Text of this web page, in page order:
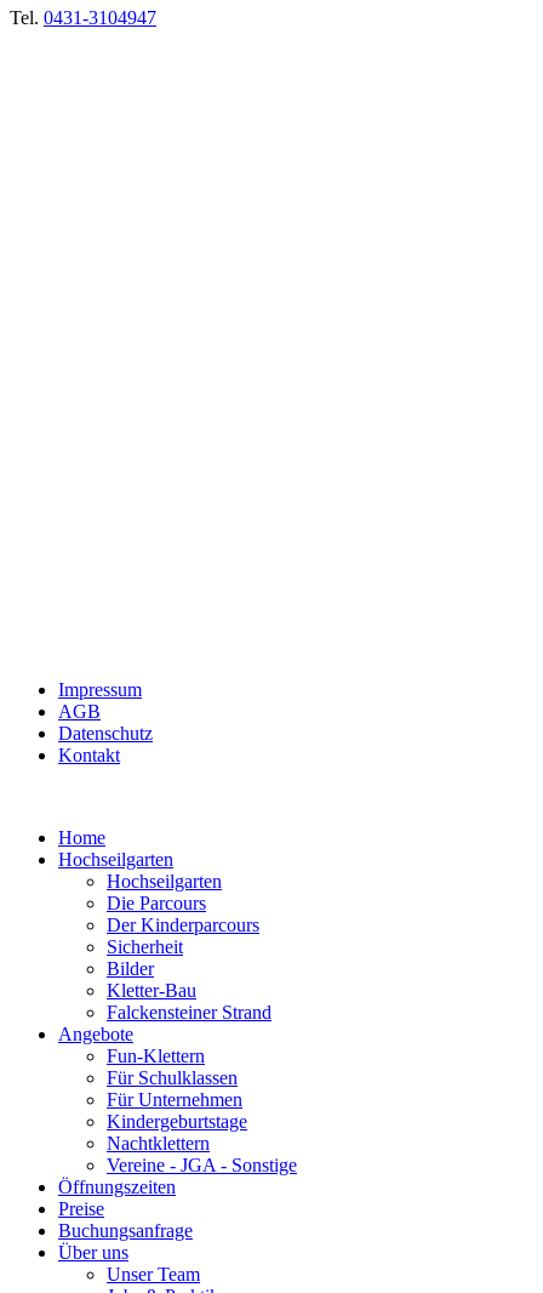
Tel. 0431-3104947
Impressum
AGB
Datenschutz
Kontakt
Home
Hochseilgarten
Hochseilgarten
Die Parcours
Der Kinderparcours
Sicherheit
Bilder
Kletter-Bau
Falckensteiner Strand
Angebote
Fun-Klettern
Für Schulklassen
Für Unternehmen
Kindergeburtstage
Nachtklettern
Vereine - JGA - Sonstige
Öffnungszeiten
Preise
Buchungsanfrage
Über uns
Unser Team